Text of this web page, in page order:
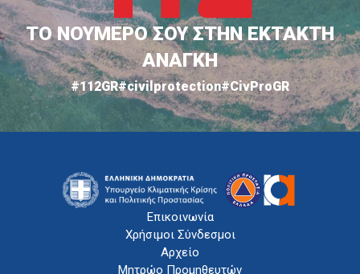
ΤΟ ΝΟΥΜΕΡΟ ΣΟΥ ΣΤΗΝ ΕΚΤΑΚΤΗ
ΑΝΑΓΚΗ
#112GR#civilprotection#CivProGR
Επικοινωνία
Χρήσιμοι Σύνδεσμοι
Αρχείο
Μητρώο Προμηθευτών